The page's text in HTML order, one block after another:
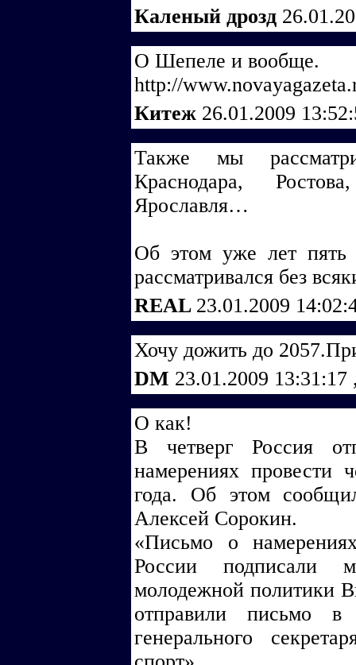
Каленый дрозд
О Шепеле и вообще.
http://
Китеж 26.01.2009
Также мы
Краснодара,
Ярославля…
Об этом уже лет пять
рассматривался без
REAL 23.01.2009
Хочу дожить до
DM 23.01.2009 13:31:17
О как!
В четверг Россия
намерениях провести
года. Об этом
Алексей Сорокин.
«Письмо о
России подписали
молодежной политики
отправили письмо
генерального